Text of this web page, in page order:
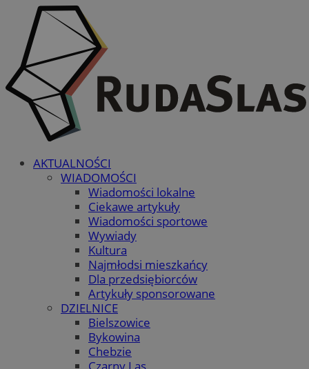
AKTUALNOŚCI
WIADOMOŚCI
Wiadomości lokalne
Ciekawe artykuły
Wiadomości sportowe
Wywiady
Kultura
Najmłodsi mieszkańcy
Dla przedsiębiorców
Artykuły sponsorowane
DZIELNICE
Bielszowice
Bykowina
Chebzie